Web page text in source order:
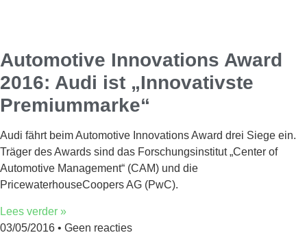
Automotive Innovations Award
2016: Audi ist „Innovativste
Premiummarke“
Audi fährt beim Automotive Innovations Award drei Siege ein.
Träger des Awards sind das Forschungsinstitut „Center of
Automotive Management“ (CAM) und die
PricewaterhouseCoopers AG (PwC).
Lees verder »
03/05/2016
Geen reacties